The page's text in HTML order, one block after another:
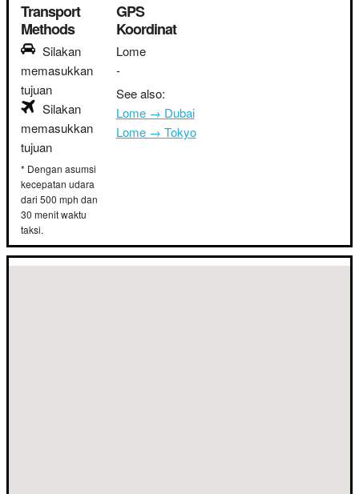
Transport
Methods
Silakan
memasukkan
tujuan
Silakan
memasukkan
tujuan
* Dengan asumsi
kecepatan udara
dari 500 mph dan
30 menit waktu
taksi.
GPS
Koordinat
Lome
-
See also:
Lome → Dubai
Lome → Tokyo